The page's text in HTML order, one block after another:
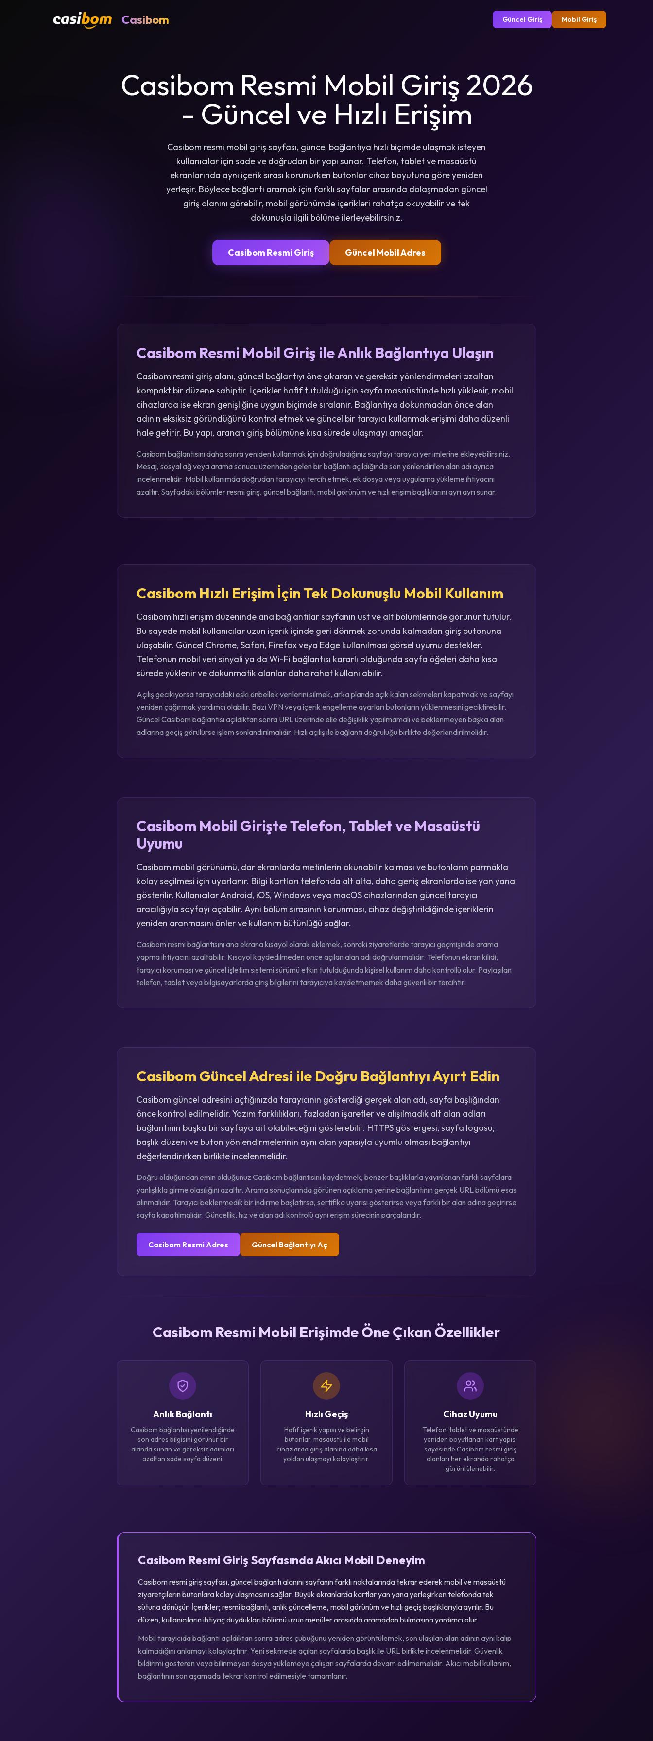
Casibom Güncel Giriş Mobil Giriş
Casibom Resmi Mobil Giriş 2026
- Güncel ve Hızlı Erişim
Casibom resmi mobil giriş sayfası, güncel bağlantıya hızlı biçimde ulaşmak isteyen
kullanıcılar için sade ve doğrudan bir yapı sunar. Telefon, tablet ve masaüstü
ekranlarında aynı içerik sırası korunurken butonlar cihaz boyutuna göre yeniden
yerleşir. Böylece bağlantı aramak için farklı sayfalar arasında dolaşmadan güncel
giriş alanını görebilir, mobil görünümde içerikleri rahatça okuyabilir ve tek
dokunuşla ilgili bölüme ilerleyebilirsiniz.
Casibom Resmi Giriş Güncel Mobil Adres
Casibom Resmi Mobil Giriş ile Anlık Bağlantıya Ulaşın
Casibom resmi giriş alanı, güncel bağlantıyı öne çıkaran ve gereksiz yönlendirmeleri azaltan
kompakt bir düzene sahiptir. İçerikler hafif tutulduğu için sayfa masaüstünde hızlı yüklenir, mobil
cihazlarda ise ekran genişliğine uygun biçimde sıralanır. Bağlantıya dokunmadan önce alan
adının eksiksiz göründüğünü kontrol etmek ve güncel bir tarayıcı kullanmak erişimi daha düzenli
hale getirir. Bu yapı, aranan giriş bölümüne kısa sürede ulaşmayı amaçlar.
Casibom bağlantısını daha sonra yeniden kullanmak için doğruladığınız sayfayı tarayıcı yer imlerine ekleyebilirsiniz.
Mesaj, sosyal ağ veya arama sonucu üzerinden gelen bir bağlantı açıldığında son yönlendirilen alan adı ayrıca
incelenmelidir. Mobil kullanımda doğrudan tarayıcıyı tercih etmek, ek dosya veya uygulama yükleme ihtiyacını
azaltır. Sayfadaki bölümler resmi giriş, güncel bağlantı, mobil görünüm ve hızlı erişim başlıklarını ayrı ayrı sunar.
Casibom Hızlı Erişim İçin Tek Dokunuşlu Mobil Kullanım
Casibom hızlı erişim düzeninde ana bağlantılar sayfanın üst ve alt bölümlerinde görünür tutulur.
Bu sayede mobil kullanıcılar uzun içerik içinde geri dönmek zorunda kalmadan giriş butonuna
ulaşabilir. Güncel Chrome, Safari, Firefox veya Edge kullanılması görsel uyumu destekler.
Telefonun mobil veri sinyali ya da Wi-Fi bağlantısı kararlı olduğunda sayfa öğeleri daha kısa
sürede yüklenir ve dokunmatik alanlar daha rahat kullanılabilir.
Açılış gecikiyorsa tarayıcıdaki eski önbellek verilerini silmek, arka planda açık kalan sekmeleri kapatmak ve sayfayı
yeniden çağırmak yardımcı olabilir. Bazı VPN veya içerik engelleme ayarları butonların yüklenmesini geciktirebilir.
Güncel Casibom bağlantısı açıldıktan sonra URL üzerinde elle değişiklik yapılmamalı ve beklenmeyen başka alan
adlarına geçiş görülürse işlem sonlandırılmalıdır. Hızlı açılış ile bağlantı doğruluğu birlikte değerlendirilmelidir.
Casibom Mobil Girişte Telefon, Tablet ve Masaüstü
Uyumu
Casibom mobil görünümü, dar ekranlarda metinlerin okunabilir kalması ve butonların parmakla
kolay seçilmesi için uyarlanır. Bilgi kartları telefonda alt alta, daha geniş ekranlarda ise yan yana
gösterilir. Kullanıcılar Android, iOS, Windows veya macOS cihazlarından güncel tarayıcı
aracılığıyla sayfayı açabilir. Aynı bölüm sırasının korunması, cihaz değiştirildiğinde içeriklerin
yeniden aranmasını önler ve kullanım bütünlüğü sağlar.
Casibom resmi bağlantısını ana ekrana kısayol olarak eklemek, sonraki ziyaretlerde tarayıcı geçmişinde arama
yapma ihtiyacını azaltabilir. Kısayol kaydedilmeden önce açılan alan adı doğrulanmalıdır. Telefonun ekran kilidi,
tarayıcı koruması ve güncel işletim sistemi sürümü etkin tutulduğunda kişisel kullanım daha kontrollü olur. Paylaşılan
telefon, tablet veya bilgisayarlarda giriş bilgilerini tarayıcıya kaydetmemek daha güvenli bir tercihtir.
Casibom Güncel Adresi ile Doğru Bağlantıyı Ayırt Edin
Casibom güncel adresini açtığınızda tarayıcının gösterdiği gerçek alan adı, sayfa başlığından
önce kontrol edilmelidir. Yazım farklılıkları, fazladan işaretler ve alışılmadık alt alan adları
bağlantının başka bir sayfaya ait olabileceğini gösterebilir. HTTPS göstergesi, sayfa logosu,
başlık düzeni ve buton yönlendirmelerinin aynı alan yapısıyla uyumlu olması bağlantıyı
değerlendirirken birlikte incelenmelidir.
Doğru olduğundan emin olduğunuz Casibom bağlantısını kaydetmek, benzer başlıklarla yayınlanan farklı sayfalara
yanlışlıkla girme olasılığını azaltır. Arama sonuçlarında görünen açıklama yerine bağlantının gerçek URL bölümü esas
alınmalıdır. Tarayıcı beklenmedik bir indirme başlatırsa, sertifika uyarısı gösterirse veya farklı bir alan adına geçirirse
sayfa kapatılmalıdır. Güncellik, hız ve alan adı kontrolü aynı erişim sürecinin parçalarıdır.
Casibom Resmi Adres Güncel Bağlantıyı Aç
Casibom Resmi Mobil Erişimde Öne Çıkan Özellikler
Anlık Bağlantı
Casibom bağlantısı yenilendiğinde
son adres bilgisini görünür bir
alanda sunan ve gereksiz adımları
azaltan sade sayfa düzeni.
Hızlı Geçiş
Hafif içerik yapısı ve belirgin
butonlar, masaüstü ile mobil
cihazlarda giriş alanına daha kısa
yoldan ulaşmayı kolaylaştırır.
Cihaz Uyumu
Telefon, tablet ve masaüstünde
yeniden boyutlanan kart yapısı
sayesinde Casibom resmi giriş
alanları her ekranda rahatça
görüntülenebilir.
Casibom Resmi Giriş Sayfasında Akıcı Mobil Deneyim
Casibom resmi giriş sayfası, güncel bağlantı alanını sayfanın farklı noktalarında tekrar ederek mobil ve masaüstü
ziyaretçilerin butonlara kolay ulaşmasını sağlar. Büyük ekranlarda kartlar yan yana yerleşirken telefonda tek
sütuna dönüşür. İçerikler; resmi bağlantı, anlık güncelleme, mobil görünüm ve hızlı geçiş başlıklarıyla ayrılır. Bu
düzen, kullanıcıların ihtiyaç duydukları bölümü uzun menüler arasında aramadan bulmasına yardımcı olur.
Mobil tarayıcıda bağlantı açıldıktan sonra adres çubuğunu yeniden görüntülemek, son ulaşılan alan adının aynı kalıp
kalmadığını anlamayı kolaylaştırır. Yeni sekmede açılan sayfalarda başlık ile URL birlikte incelenmelidir. Güvenlik
bildirimi gösteren veya bilinmeyen dosya yüklemeye çalışan sayfalarda devam edilmemelidir. Akıcı mobil kullanım,
bağlantının son aşamada tekrar kontrol edilmesiyle tamamlanır.